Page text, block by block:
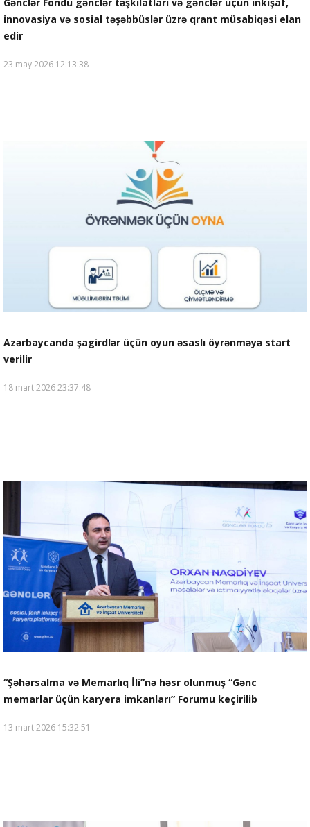
innovasiya və sosial təşəbbüslər üzrə qrant müsabiqəsi elan
edir
23 may 2026 12:13:38
Azərbaycanda şagirdlər üçün oyun əsaslı öyrənməyə start
verilir
18 mart 2026 23:37:48
“Şəhərsalma və Memarlıq İli”nə həsr olunmuş “Gənc
memarlar üçün karyera imkanları” Forumu keçirilib
13 mart 2026 15:32:51